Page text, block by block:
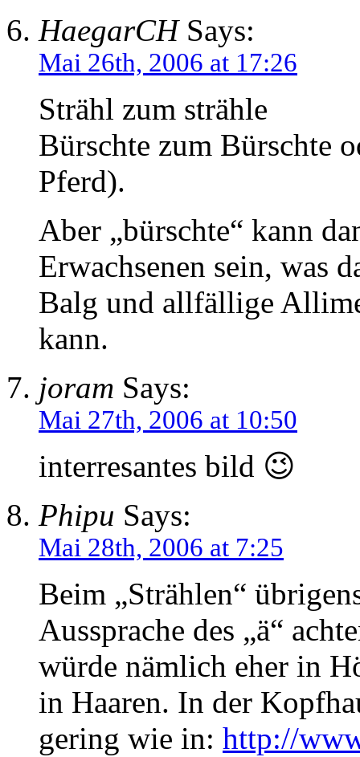
HaegarCHSays:
Mai 26th, 2006 at 17:26
Strähl zum strähle
Bürschte zum Bürschte
Pferd).
Aber „bürschte“ kann
Erwachsenen sein, was
Balg und allfällige
kann.
joram Says:
Mai 27th, 2006 at 10:50
interresantes bild 😉
Phipu Says:
Mai 28th, 2006 at 7:25
Beim „Strählen“
Aussprache des „ä“
würde nämlich eher in
in Haaren. In der
gering wie in: http://